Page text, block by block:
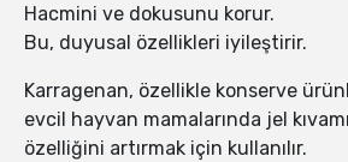
Hacmini ve dokusunu korur.
Bu, duyusal özellikleri iyileştirir.
Karragenan, özellikle konserve
evcil hayvan mamalarında jel
özelliğini artırmak için kullanılır.